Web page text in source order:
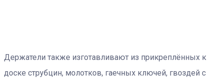
Держатели также изготавливают из прикреплённых к
доске струбцин, молотков, гаечных ключей, гвоздей с